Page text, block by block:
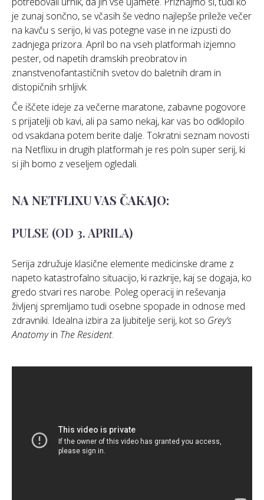
je zunaj sončno, se včasih še vedno najlepše prileže večer
na kavču s serijo, ki vas potegne vase in ne izpusti do
zadnjega prizora. April bo na vseh platformah izjemno
pester, od napetih dramskih preobratov in
znanstvenofantastičnih svetov do baletnih dram in
distopičnih srhljivk.
Če iščete ideje za večerne maratone, zabavne pogovore
s prijatelji ob kavi, ali pa samo nekaj, kar vas bo odklopilo
od vsakdana potem berite dalje. Tokratni seznam novosti
na Netflixu in drugih platformah je res poln super serij, ki
si jih bomo z veseljem ogledali.
NA NETFLIXU VAS ČAKAJO:
PULSE (OD 3. APRILA)
Serija združuje klasične elemente medicinske drame z
napeto katastrofalno situacijo, ki razkrije, kaj se dogaja, ko
gredo stvari res narobe. Poleg operacij in reševanja
življenj spremljamo tudi osebne spopade in odnose med
zdravniki. Idealna izbira za ljubitelje serij, kot so Grey’s
Anatomyin The Resident.